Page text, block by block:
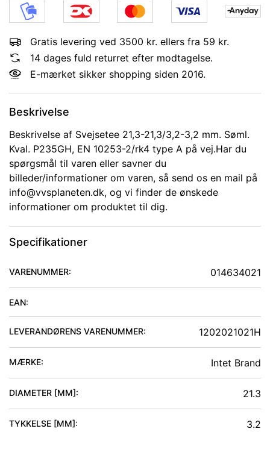
Gratis levering ved 3500 kr. ellers fra 59 kr.
14 dages fuld returret efter modtagelse.
E-mærket sikker shopping siden 2016.
Beskrivelse
Beskrivelse af Svejsetee 21,3-21,3/3,2-3,2 mm. Søml.
Kval. P235GH, EN 10253-2/rk4 type A på vej.Har du
spørgsmål til varen eller savner du
billeder/informationer om varen, så send os en mail på
info@vvsplaneten.dk, og vi finder de ønskede
informationer om produktet til dig.
Specifikationer
VARENUMMER: 014634021
EAN:
LEVERANDØRENS VARENUMMER: 1202021021H
MÆRKE: Intet Brand
DIAMETER [MM]: 21.3
TYKKELSE [MM]: 3.2